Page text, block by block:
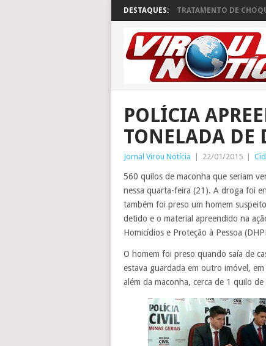
DESTAQUES: TRATAMENTO DE
POLÍCIA
TONELADA DE
Jornal Virou Notícia 22/01/2015
560 quilos de maconha que seriam
nessa quarta-feira (21). A droga foi
também foi preso um homem
detido e o material apreendido na
Homicídios e Proteção à Pessoa
O homem foi preso quando saía de
estava guardada em outro imóvel,
além da maconha, cerca de 1 quilo